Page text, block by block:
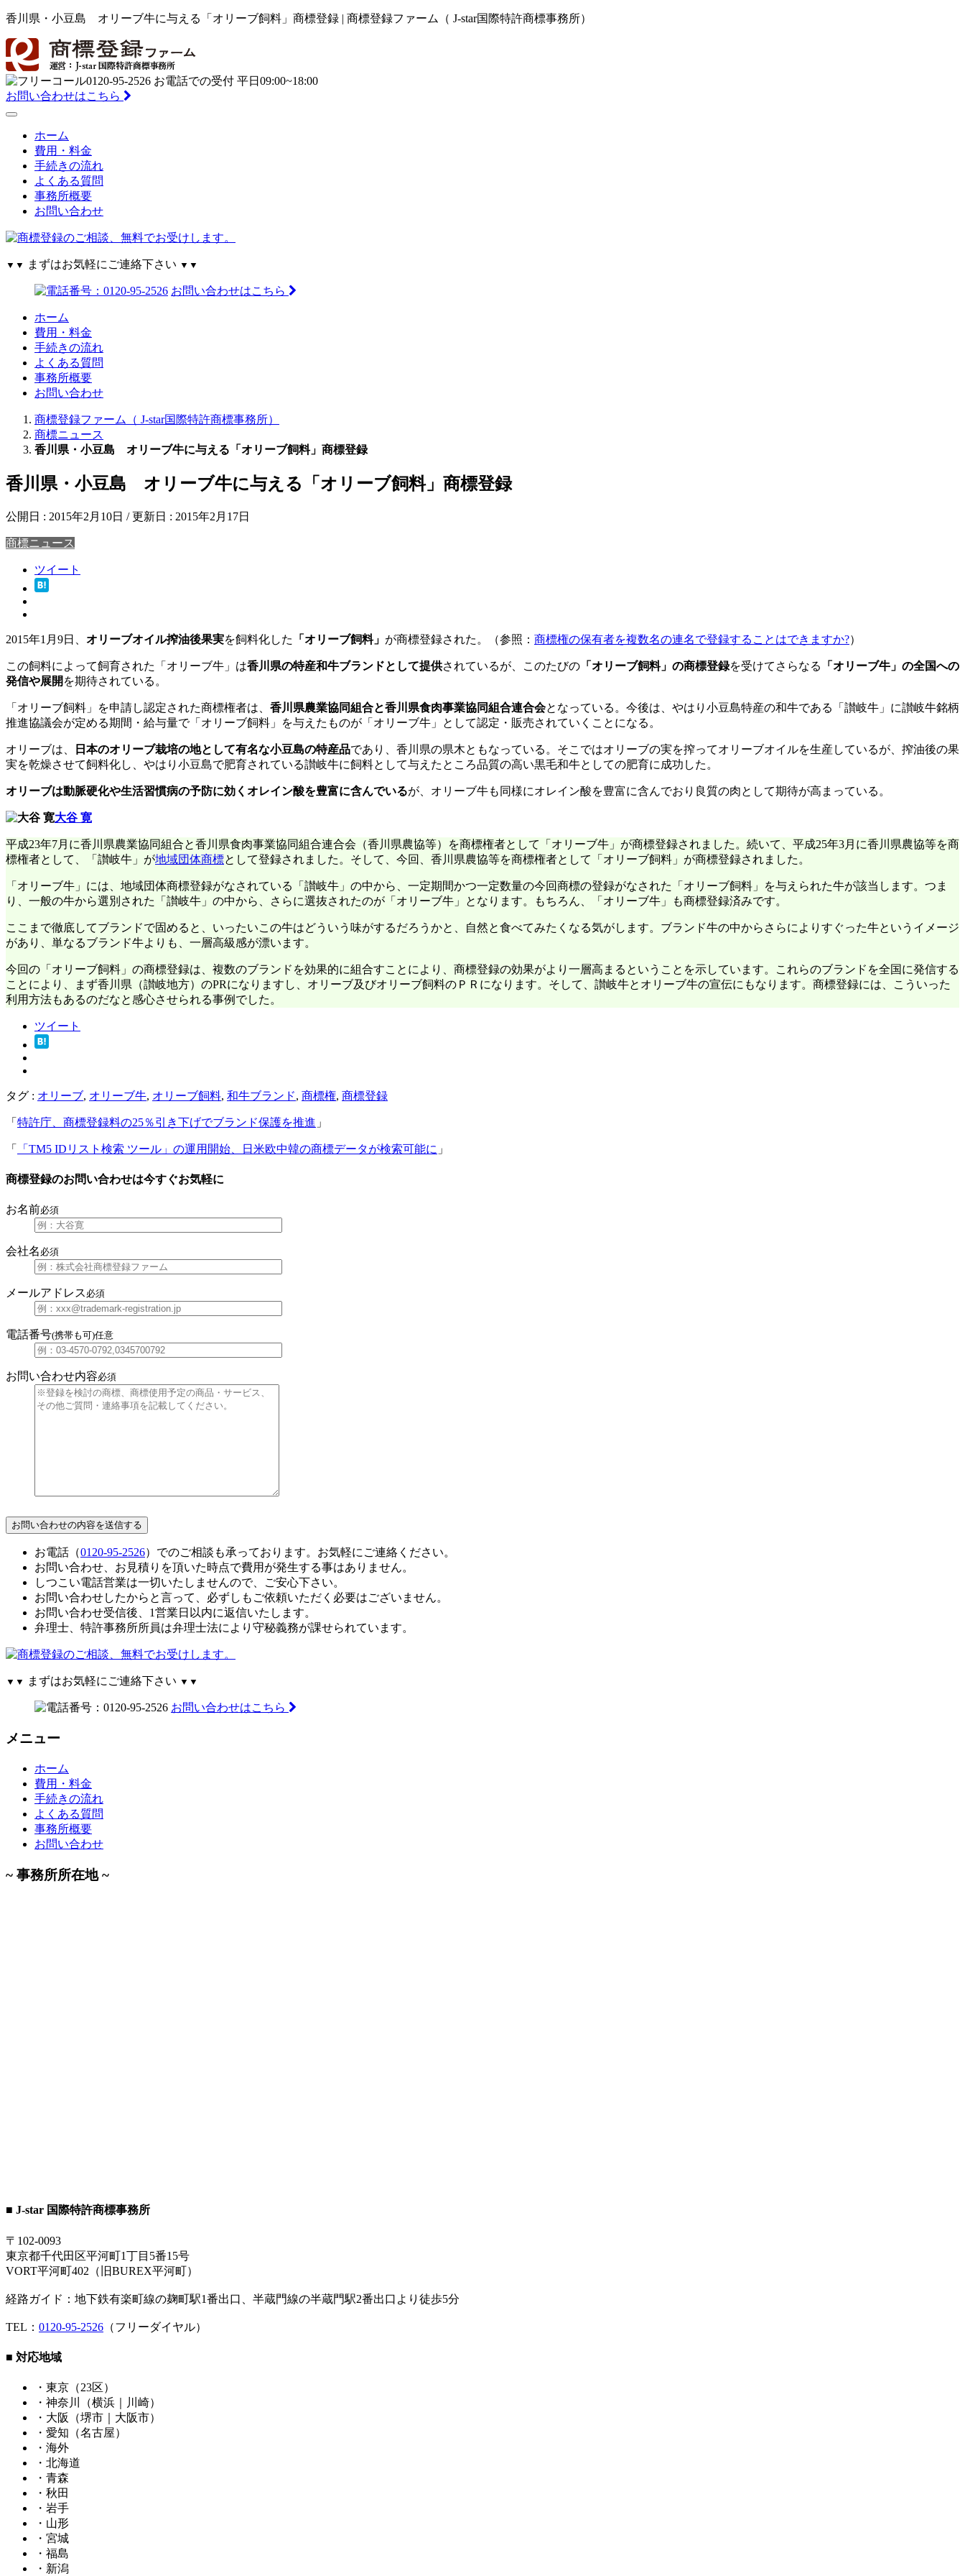
香川県・小豆島 オリーブ牛に与える「オリーブ飼料」商標登録 | 商標登録ファーム（ J-star国際特許商標事務所）
お問い合わせはこちら
ホーム
費用・料金
手続きの流れ
よくある質問
事務所概要
お問い合わせ
▼▼ まずはお気軽にご連絡下さい ▼▼
お問い合わせはこちら
ホーム
費用・料金
手続きの流れ
よくある質問
事務所概要
お問い合わせ
商標登録ファーム（ J-star国際特許商標事務所）
商標ニュース
香川県・小豆島 オリーブ牛に与える「オリーブ飼料」商標登録
香川県・小豆島 オリーブ牛に与える「オリーブ飼料」商標登録
公開日 : 2015年2月10日 / 更新日 : 2015年2月17日
商標ニュース
ツイート
2015年1月9日、 オリーブオイル搾油後果実を飼料化した 「オリーブ飼料」 が商標登録された。（参照： 商標権の保有者を複数名の連名で登録することはできますか?）
この飼料によって飼育された「オリーブ牛」は香川県の特産和牛ブランドとして提供されているが、このたびの 「オリーブ飼料」の商標登録を受けてさらなる
「オリーブ牛」の全国への
発信や展開 を期待されている。
「オリーブ飼料」を申請し認定された商標権者は、 香川県農業協同組合と香川県食肉事業協同組合連合会となっている。今後は、やはり小豆島特産の和牛である「讃岐牛」に讃岐牛銘柄
推進協議会が定める期間・給与量で「オリーブ飼料」を与えたものが「オリーブ牛」として認定・販売されていくことになる。
オリーブは、 日本のオリーブ栽培の地として有名な小豆島の特産品であり、香川県の県木ともなっている。そこではオリーブの実を搾ってオリーブオイルを生産しているが、搾油後の果
実を乾燥させて飼料化し、やはり小豆島で肥育されている讃岐牛に飼料として与えたところ品質の高い黒毛和牛としての肥育に成功した。
オリーブは動脈硬化や生活習慣病の予防に効くオレイン酸を豊富に含んでいるが、オリーブ牛も同様にオレイン酸を豊富に含んでおり良質の肉として期待が高まっている。
大谷 寛
平成23年7月に香川県農業協同組合と香川県食肉事業協同組合連合会（香川県農協等）を商標権者として「オリーブ牛」が商標登録されました。続いて、平成25年3月に香川県農協等を商
標権者として、「讃岐牛」が地域団体商標として登録されました。そして、今回、香川県農協等を商標権者として「オリーブ飼料」が商標登録されました。
「オリーブ牛」には、地域団体商標登録がなされている「讃岐牛」の中から、一定期間かつ一定数量の今回商標の登録がなされた「オリーブ飼料」を与えられた牛が該当します。つま
り、一般の牛から選別された「讃岐牛」の中から、さらに選抜されたのが「オリーブ牛」となります。もちろん、「オリーブ牛」も商標登録済みです。
ここまで徹底してブランドで固めると、いったいこの牛はどういう味がするだろうかと、自然と食べてみたくなる気がします。ブランド牛の中からさらによりすぐった牛というイメージ
があり、単なるブランド牛よりも、一層高級感が漂います。
今回の「オリーブ飼料」の商標登録は、複数のブランドを効果的に組合すことにより、商標登録の効果がより一層高まるということを示しています。これらのブランドを全国に発信する
ことにより、まず香川県（讃岐地方）のPRになりますし、オリーブ及びオリーブ飼料のＰＲになります。そして、讃岐牛とオリーブ牛の宣伝にもなります。商標登録には、こういった
利用方法もあるのだなと感心させられる事例でした。
ツイート
タグ : オリーブ, オリーブ牛, オリーブ飼料, 和牛ブランド, 商標権, 商標登録
「 特許庁、商標登録料の25％引き下げでブランド保護を推進 」
「 「TM5 IDリスト検索 ツール」の運用開始、日米欧中韓の商標データが検索可能に 」
商標登録のお問い合わせは今すぐお気軽に
お名前必須
会社名 必須
メールアドレス 必須
電話番号(携帯も可)任意
お問い合わせ内容必須
お電話（0120-95-2526）でのご相談も承っております。お気軽にご連絡ください。
お問い合わせ、お見積りを頂いた時点で費用が発生する事はありません。
しつこい電話営業は一切いたしませんので、ご安心下さい。
お問い合わせしたからと言って、必ずしもご依頼いただく必要はございません。
お問い合わせ受信後、1営業日以内に返信いたします。
弁理士、特許事務所所員は弁理士法により守秘義務が課せられています。
▼▼ まずはお気軽にご連絡下さい ▼▼
お問い合わせはこちら
メニュー
ホーム
費用・料金
手続きの流れ
よくある質問
事務所概要
お問い合わせ
~ 事務所所在地 ~
■ J-star 国際特許商標事務所
〒102-0093
東京都千代田区平河町1丁目5番15号
VORT平河町402（旧BUREX平河町）
経路ガイド：地下鉄有楽町線の麹町駅1番出口、半蔵門線の半蔵門駅2番出口より徒歩5分
TEL： 0120-95-2526 （フリーダイヤル）
■ 対応地域
・東京（23区）
・神奈川（横浜｜川崎）
・大阪（堺市｜大阪市）
・愛知（名古屋）
・海外
・北海道
・青森
・秋田
・岩手
・山形
・宮城
・福島
・新潟